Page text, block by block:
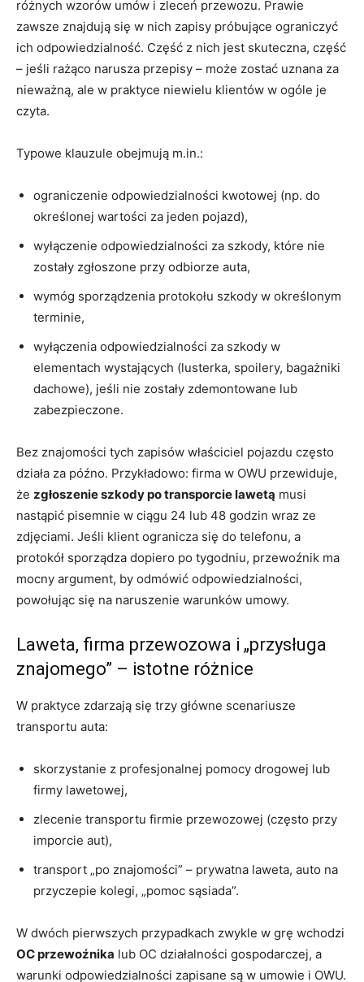
różnych wzorów umów i zleceń przewozu. Prawie
zawsze znajdują się w nich zapisy próbujące ograniczyć
ich odpowiedzialność. Część z nich jest skuteczna, część
– jeśli rażąco narusza przepisy – może zostać uznana za
nieważną, ale w praktyce niewielu klientów w ogóle je
czyta.
Typowe klauzule obejmują m.in.:
ograniczenie odpowiedzialności kwotowej (np. do
określonej wartości za jeden pojazd),
wyłączenie odpowiedzialności za szkody, które nie
zostały zgłoszone przy odbiorze auta,
wymóg sporządzenia protokołu szkody w określonym
terminie,
wyłączenia odpowiedzialności za szkody w
elementach wystających (lusterka, spoilery, bagażniki
dachowe), jeśli nie zostały zdemontowane lub
zabezpieczone.
Bez znajomości tych zapisów właściciel pojazdu często
działa za późno. Przykładowo: firma w OWU przewiduje,
że zgłoszenie szkody po transporcie lawetą musi
nastąpić pisemnie w ciągu 24 lub 48 godzin wraz ze
zdjęciami. Jeśli klient ogranicza się do telefonu, a
protokół sporządza dopiero po tygodniu, przewoźnik ma
mocny argument, by odmówić odpowiedzialności,
powołując się na naruszenie warunków umowy.
Laweta, firma przewozowa i „przysługa
znajomego” – istotne różnice
W praktyce zdarzają się trzy główne scenariusze
transportu auta:
skorzystanie z profesjonalnej pomocy drogowej lub
firmy lawetowej,
zlecenie transportu firmie przewozowej (często przy
imporcie aut),
transport „po znajomości” – prywatna laweta, auto na
przyczepie kolegi, „pomoc sąsiada”.
W dwóch pierwszych przypadkach zwykle w grę wchodzi
OC przewoźnika lub OC działalności gospodarczej, a
warunki odpowiedzialności zapisane są w umowie i OWU.